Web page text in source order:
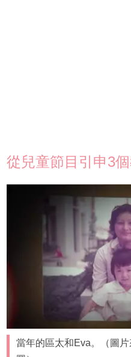
從兒童節目引申3
當年的區太和Eva。（圖